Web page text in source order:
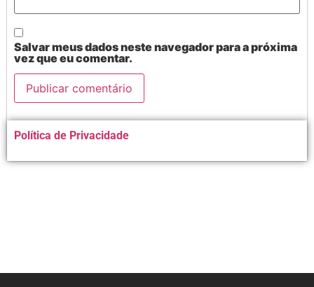
Salvar meus dados neste navegador para a próxima
vez que eu comentar.
Alternative:
Política de Privacidade